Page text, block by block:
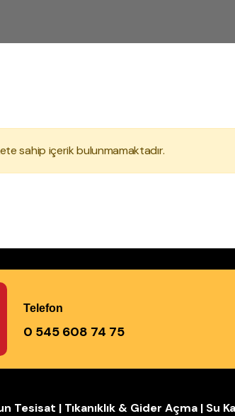
sahip içerik bulunmamaktadır.
Telefon
0 545 608 74 75
Tesisat | Tıkanıklık & Gider Açma |